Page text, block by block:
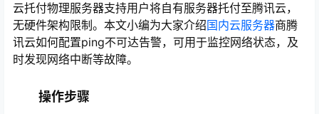
云托付物理服务器支持用户将自有服务器托付至腾讯云，
无硬件架构限制。本文小编为大家介绍国内云服务器商腾
讯云如何配置ping不可达告警，可用于监控网络状态，及
时发现网络中断等故障。
操作步骤